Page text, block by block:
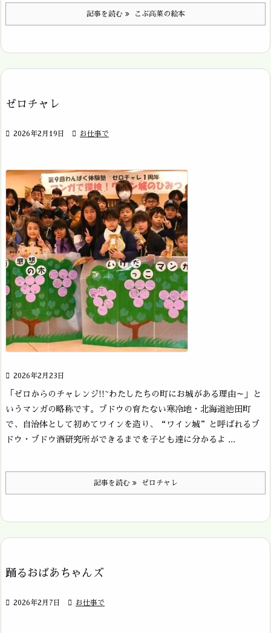
記事を読む こぶ高菜の絵本
ゼロチャレ
 2026年2月19日  お仕事で
 2026年2月23日
「ゼロからのチャレンジ!!~わたしたちの町にお城がある理由～」と
いうマンガの略称です。ブドウの育たない寒冷地・北海道池田町
で、自治体として初めてワインを造り、“ワイン城”と呼ばれるブ
ドウ・ブドウ酒研究所ができるまでを子ども達に分かるよ ...
記事を読む ゼロチャレ
踊るおばあちゃんズ
 2026年2月7日  お仕事で